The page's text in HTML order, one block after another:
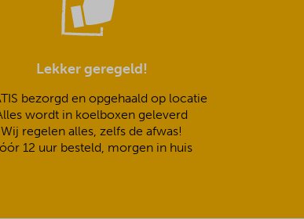
Lekker geregeld!
bezorgd en opgehaald op locatie
wordt in koelboxen geleverd
Wij regelen alles, zelfs de afwas!
12 uur besteld, morgen in huis